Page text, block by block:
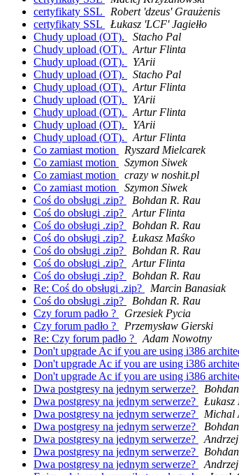
certyfikaty SSL
Robert 'dzeus' Graużenis
certyfikaty SSL
Łukasz 'LCF' Jagiełło
Chudy upload (OT).
Stacho Pal
Chudy upload (OT).
Artur Flinta
Chudy upload (OT).
YArii
Chudy upload (OT).
Stacho Pal
Chudy upload (OT).
Artur Flinta
Chudy upload (OT).
YArii
Chudy upload (OT).
Artur Flinta
Chudy upload (OT).
YArii
Chudy upload (OT).
Artur Flinta
Co zamiast motion
Ryszard Mielcarek
Co zamiast motion
Szymon Siwek
Co zamiast motion
crazy w noshit.pl
Co zamiast motion
Szymon Siwek
Coś do obsługi .zip?
Bohdan R. Rau
Coś do obsługi .zip?
Artur Flinta
Coś do obsługi .zip?
Bohdan R. Rau
Coś do obsługi .zip?
Łukasz Maśko
Coś do obsługi .zip?
Bohdan R. Rau
Coś do obsługi .zip?
Artur Flinta
Coś do obsługi .zip?
Bohdan R. Rau
Re: Coś do obsługi .zip?
Marcin Banasiak
Coś do obsługi .zip?
Bohdan R. Rau
Czy forum padło ?
Grzesiek Pycia
Czy forum padło ?
Przemysław Gierski
Re: Czy forum padło ?
Adam Nowotny
Don't upgrade Ac if you are using i386
Don't upgrade Ac if you are using i386
Don't upgrade Ac if you are using i386
Dwa postgresy na jednym serwerze?
Dwa postgresy na jednym serwerze?
Łukasz
Dwa postgresy na jednym serwerze?
Michal
Dwa postgresy na jednym serwerze?
Dwa postgresy na jednym serwerze?
Dwa postgresy na jednym serwerze?
Dwa postgresy na jednym serwerze?